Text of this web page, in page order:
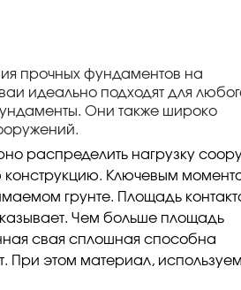
прочных фундаментов на
идеально подходят для
Они также широко
распределить нагрузку
конструкцию. Ключевым
грунте. Площадь
Чем больше площадь
свая сплошная способна
При этом материал,